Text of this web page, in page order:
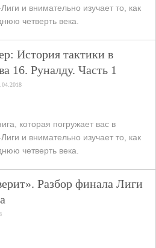
и внимательно изучает то, как
четверть века.
История тактики в
16. Руналду. Часть 1
которая погружает вас в
и внимательно изучает то, как
четверть века.
Разбор финала Лиги